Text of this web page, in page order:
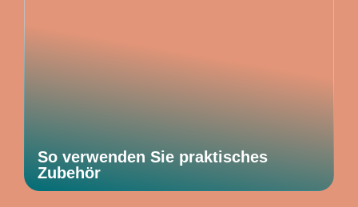
So verwenden Sie praktisches
Zubehör